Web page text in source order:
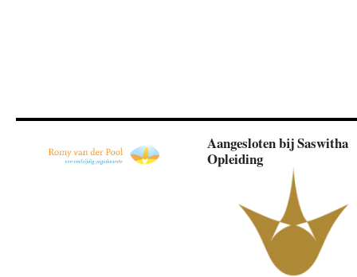
Aangesloten bij Saswitha
Opleiding